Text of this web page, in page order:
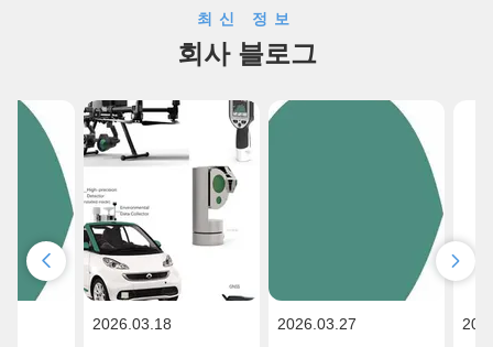
른 응답 속도를 갖춘 고성능 ...
2026.03.18 2026.03.27
최신 정보
회사 블로그